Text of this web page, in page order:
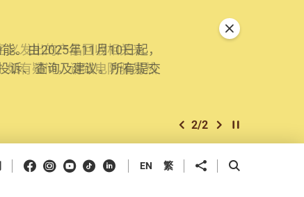
。由2025年11月10日起，
诉、查询及建议。所有提交
上一个
2/2 下一个开始/暂停幻灯
关闭特別通告
Facebook
Instagram
Youtube
抖音领英 EN 繁 分享到 开启搜寻框